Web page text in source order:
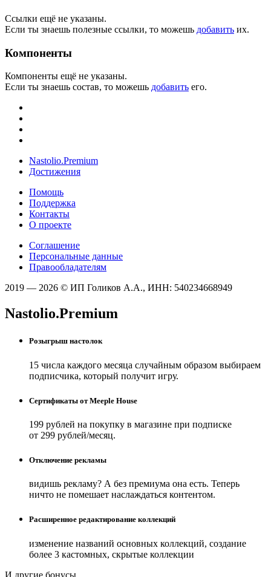
Ссылки ещё не указаны.
Если ты знаешь полезные ссылки, то можешь добавить их.
Компоненты
Компоненты ещё не указаны.
Если ты знаешь состав, то можешь добавить его.
Nastolio.Premium
Достижения
Помощь
Поддержка
Контакты
О проекте
Соглашение
Персональные данные
Правообладателям
2019 — 2026 © ИП Голиков А.А., ИНН: 540234668949
Nastolio.Premium
Розыгрыш настолок
15 числа каждого месяца случайным образом выбираем
подписчика, который получит игру.
Сертификаты от Meeple House
199 рублей на покупку в магазине при подписке
от 299 рублей/месяц.
Отключение рекламы
видишь рекламу? А без премиума она есть. Теперь
ничто не помешает наслаждаться контентом.
Расширенное редактирование коллекций
изменение названий основных коллекций, создание
более 3 кастомных, скрытые коллекции
И другие бонусы.